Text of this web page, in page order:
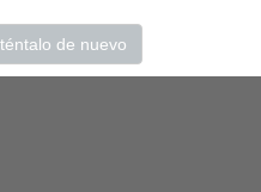
de nuevo